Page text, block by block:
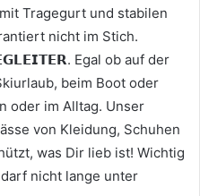
Tragegurt und stabilen
nicht im Stich.
Egal ob auf der
beim Boot oder
oder im Alltag. Unser
von Kleidung, Schuhen
was Dir lieb ist! Wichtig
nicht lange unter